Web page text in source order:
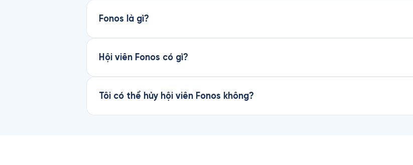
Fonos là gì?
Hội viên Fonos có gì?
Tôi có thể hủy hội viên Fonos không?